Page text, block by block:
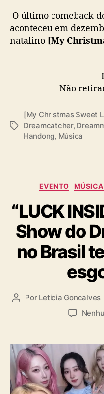
O último comeback
aconteceu em
natalino [My
Não
T
[My Christmas Sweet
Dreamcatcher,
Handong, Música
EVENTO MÚSICA
“LUCK
Show do
no Brasil
A
r
d
o
p
o
Por Leticia Goncalves